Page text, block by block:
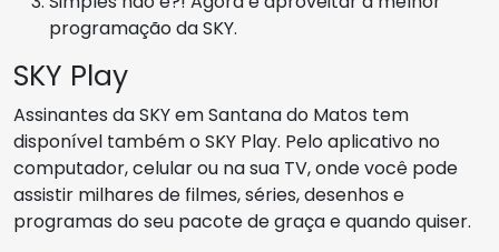
programação da SKY.
SKY Play
Assinantes da SKY em Santana do Matos tem
disponível também o SKY Play. Pelo aplicativo no
computador, celular ou na sua TV, onde você pode
assistir milhares de filmes, séries, desenhos e
programas do seu pacote de graça e quando quiser.